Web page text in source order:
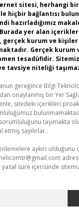
sitesi, herhangi
hiçbir bağlantısı
hazırladığımız
yer alan
gerçek kurum ve kişiler
Gerçek
tesadüfidir.
tavsiye niteliği
gereğince Bilgi
onaylanmış bir Yer
sitedeki içerikleri
taşımakta
sayılırlar.
aykırı olduğunu
süre içerisinde